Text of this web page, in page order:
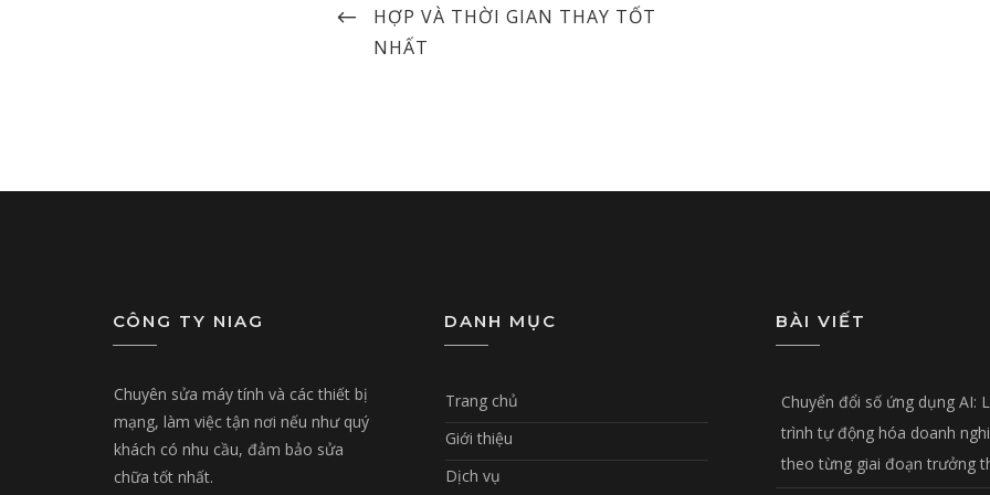
navigation
POST
HỢP VÀ THỜI GIAN THAY TỐT
NHẤT
CÔNG TY NIAG
Chuyên sửa máy tính và các thiết bị
mạng, làm việc tận nơi nếu như quý
khách có nhu cầu, đảm bảo sửa
chữa tốt nhất.
DANH MỤC
Trang chủ
Giới thiệu
Dịch vụ
BÀI VIẾT
Chuyển đổi số ứng dụng AI:
trình tự động hóa doanh
theo từng giai đoạn trưởng